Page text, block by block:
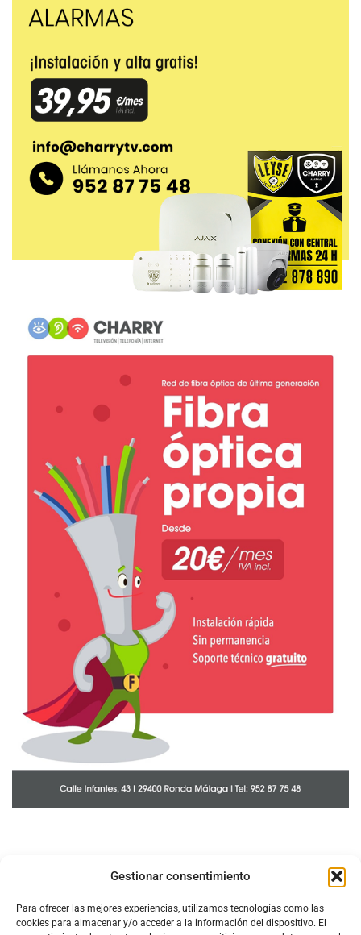
Gestionar consentimiento
Para ofrecer las mejores experiencias, utilizamos tecnologías como las
cookies para almacenar y/o acceder a la información del dispositivo. El